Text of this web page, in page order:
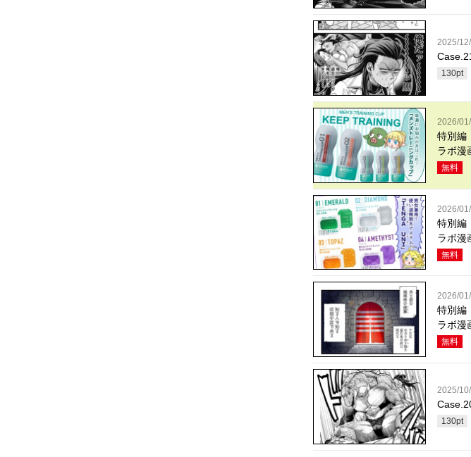
2025/
130pt
2026/
特別編
ラボ
無料
2026/
特別編
ラボ
無料
2026/
特別編
ラボ
無料
2025/
130pt